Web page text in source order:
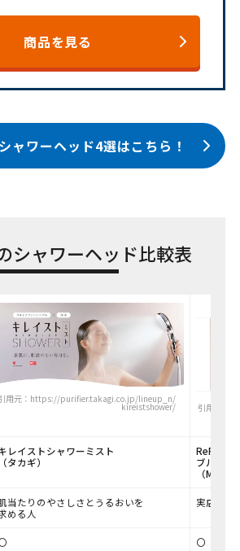
商品を見る
ャワーヘッド4選はこちら！
シャワーヘッド比較表
用元：https://purifier.takagi.co.jp/lineup_n/
kireistshower/ 引用元：
レイストシャワーミスト
（タカギ）
ReFa
ブル U
（MTG）
当たりのやさしさとうるおいを
める人
実店舗で
〇